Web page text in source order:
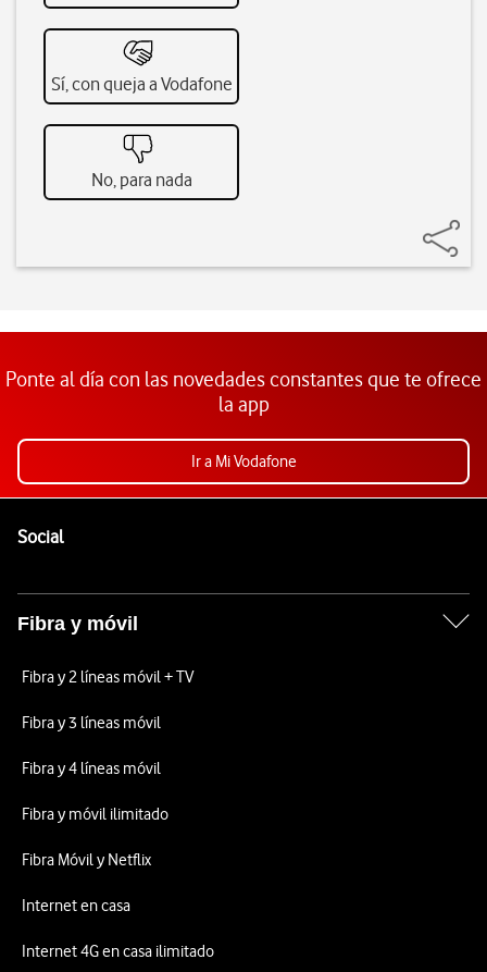
Sí, con queja a Vodafone
No, para nada
Ponte al día con las novedades constantes que te ofrece
la app
Ir a Mi Vodafone
SocialEnlaces a las redes sociales de Vodafone
Fibra y móvil
Fibra y 2 líneas móvil + TV
Fibra y 3 líneas móvil
Fibra y 4 líneas móvil
Fibra y móvil ilimitado
Fibra Móvil y Netflix
Internet en casa
Internet 4G en casa ilimitado